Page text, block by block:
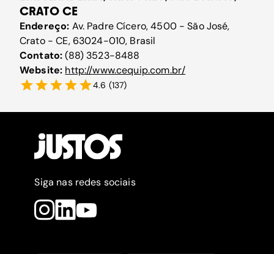
CRATO CE
Endereço: Av. Padre Cícero, 4500 - São José,
Crato - CE, 63024-010, Brasil
Contato:(88) 3523-8488
Website: http://www.cequip.com.br/
4.6 (137)
Siga nas redes sociais